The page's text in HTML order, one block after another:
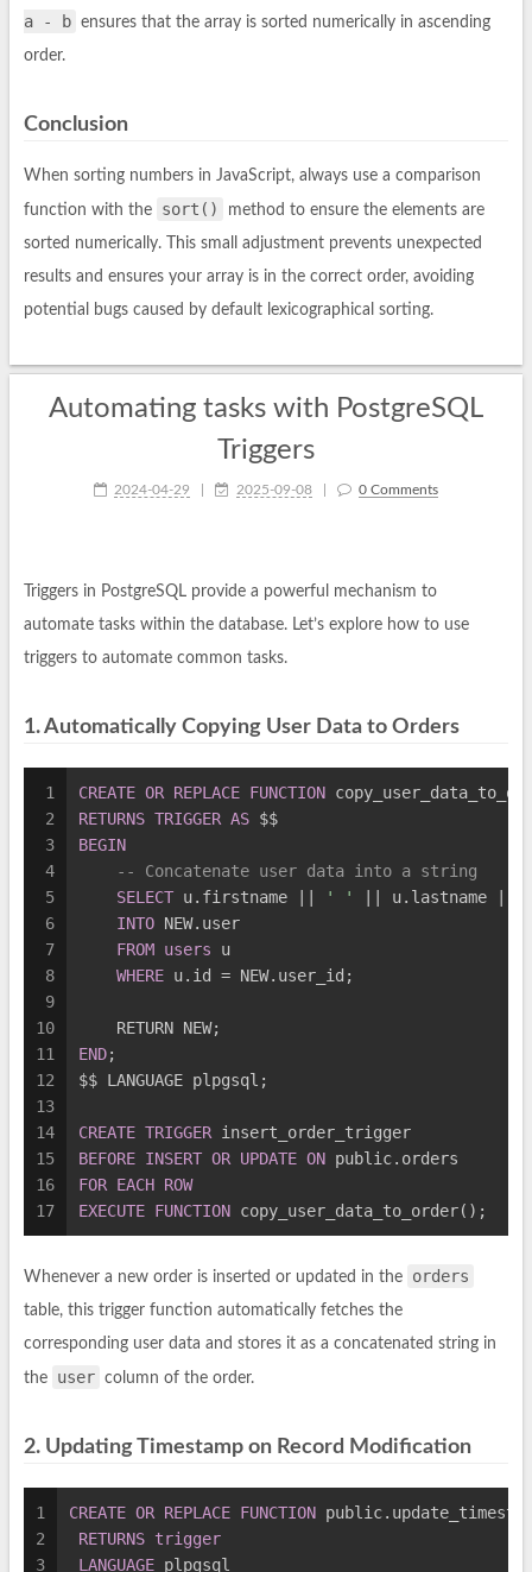
a - b ensures that the array is sorted numerically in ascending
order.
Conclusion
When sorting numbers in JavaScript, always use a comparison
function with the sort()
method to ensure the elements are
sorted numerically. This small adjustment prevents unexpected
results and ensures your array is in the correct order, avoiding
potential bugs caused by default lexicographical sorting.
Automating tasks with PostgreSQL
Triggers
2024-04-29 2025-09-08 0 Comments
Triggers in PostgreSQL provide a powerful mechanism to
automate tasks within the database. Let’s explore how to use
triggers to automate common tasks.
1. Automatically Copying User Data to Orders
1
2
3
4
5
6
7
8
9
10
11
12
13
14
15
16
17
CREATE OR REPLACE FUNCTION
RETURNS TRIGGER AS $$
BEGIN
-- Concatenate user data into a string
SELECT u.firstname || ' ' || u.lastname ||
INTO NEW.user
FROM users u
WHERE u.id = NEW.user_id;
    RETURN NEW;
END;
$$ LANGUAGE plpgsql;
CREATE TRIGGER insert_order_trigger
BEFORE INSERT OR UPDATE ON public.orders
FOR EACH ROW
EXECUTE FUNCTION copy_user_data_to_order();
Whenever a new order is inserted or updated in the orders
table, this trigger function automatically fetches the
corresponding user data and stores it as a concatenated string in
the user column of the order.
2. Updating Timestamp on Record Modification
1
2
3
CREATE OR REPLACE FUNCTION
RETURNS trigger
LANGUAGE plpgsql